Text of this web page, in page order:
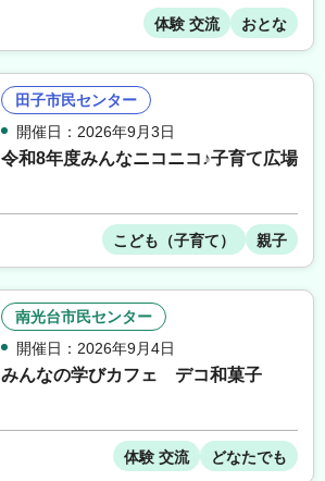
体験 交流 おとな
田子市民センター
開催日：2026年9月3日
令和8年度みんなニコニコ♪子育て広場
こども（子育て） 親子
南光台市民センター
開催日：2026年9月4日
みんなの学びカフェ デコ和菓子
体験 交流 どなたでも